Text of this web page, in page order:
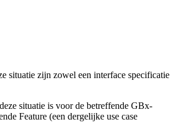
situatie zijn zowel een interface specificatie
situatie is voor de betreffende GBx-
Feature (een dergelijke use case